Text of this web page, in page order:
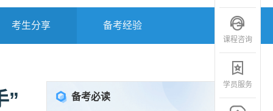
考生分享 备考经验
” 备考必读
课程咨询
学员服务